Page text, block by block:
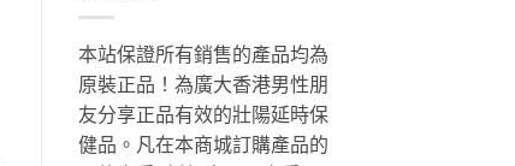
本站保證所有銷售的產品均為
原裝正品！為廣大香港男性朋
友分享正品有效的壯陽延時保
健品。凡在本商城訂購產品的